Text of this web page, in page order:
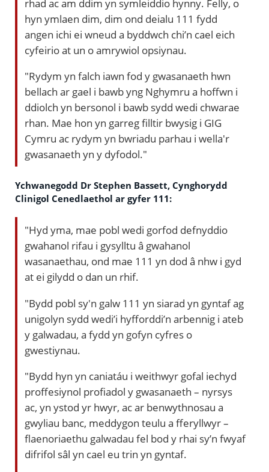
rhad ac am ddim yn symleiddio hynny. Felly, o
hyn ymlaen dim, dim ond deialu 111 fydd
angen ichi ei wneud a byddwch chi’n cael eich
cyfeirio at un o amrywiol opsiynau.
"Rydym yn falch iawn fod y gwasanaeth hwn
bellach ar gael i bawb yng Nghymru a hoffwn i
ddiolch yn bersonol i bawb sydd wedi chwarae
rhan. Mae hon yn garreg filltir bwysig i GIG
Cymru ac rydym yn bwriadu parhau i wella'r
gwasanaeth yn y dyfodol."
Ychwanegodd Dr Stephen Bassett, Cynghorydd
Clinigol Cenedlaethol ar gyfer 111:
"Hyd yma, mae pobl wedi gorfod defnyddio
gwahanol rifau i gysylltu â gwahanol
wasanaethau, ond mae 111 yn dod â nhw i gyd
at ei gilydd o dan un rhif.
"Bydd pobl sy'n galw 111 yn siarad yn gyntaf ag
unigolyn sydd wedi’i hyfforddi’n arbennig i ateb
y galwadau, a fydd yn gofyn cyfres o
gwestiynau.
"Bydd hyn yn caniatáu i weithwyr gofal iechyd
proffesiynol profiadol y gwasanaeth – nyrsys
ac, yn ystod yr hwyr, ac ar benwythnosau a
gwyliau banc, meddygon teulu a fferyllwyr –
flaenoriaethu galwadau fel bod y rhai sy’n fwyaf
difrifol sâl yn cael eu trin yn gyntaf.